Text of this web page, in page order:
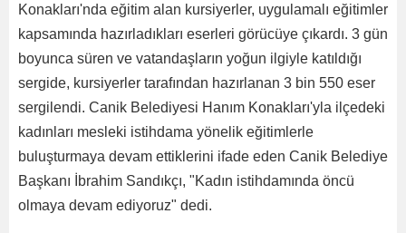
Konakları'nda eğitim alan kursiyerler, uygulamalı eğitimler
kapsamında hazırladıkları eserleri görücüye çıkardı. 3 gün
boyunca süren ve vatandaşların yoğun ilgiyle katıldığı
sergide, kursiyerler tarafından hazırlanan 3 bin 550 eser
sergilendi. Canik Belediyesi Hanım Konakları'yla ilçedeki
kadınları mesleki istihdama yönelik eğitimlerle
buluşturmaya devam ettiklerini ifade eden Canik Belediye
Başkanı İbrahim Sandıkçı, "Kadın istihdamında öncü
olmaya devam ediyoruz" dedi.